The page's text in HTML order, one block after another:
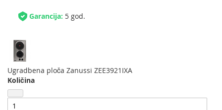
Garancija: 5 god.
Ugradbena ploča Zanussi ZEE3921IXA
Količina